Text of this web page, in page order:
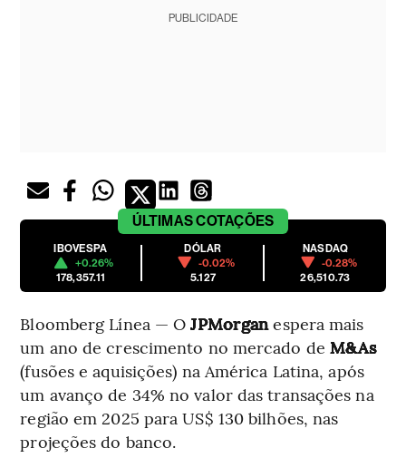
PUBLICIDADE
ÚLTIMASCOTAÇÕES
IBOVESPA
+0.26%
178,357.11
DÓLAR
-0.02%
5.127
NASDAQ
-0.28%
26,510.73
Bloomberg Línea — OJPMorganespera mais
um ano de crescimento no mercado de M&As
(fusões e aquisições) na América Latina, após
um avanço de 34% no valor das transações na
região em 2025 para US$ 130 bilhões, nas
projeções do banco.